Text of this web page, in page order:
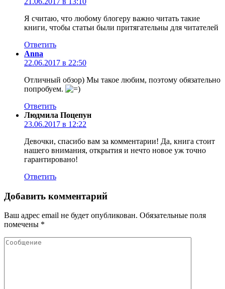
Я считаю, что любому блогеру важно читать такие
книги, чтобы статьи были притягательны для читателей
Ответить
Аnna
22.06.2017 в 22:50
Отличный обзор) Мы такое любим, поэтому обязательно
попробуем.
Ответить
Людмила Поцепун
23.06.2017 в 12:22
Девочки, спасибо вам за комментарии! Да, книга стоит
нашего внимания, открытия и нечто новое уж точно
гарантировано!
Ответить
Добавить комментарий
Ваш адрес email не будет опубликован. Обязательные поля
помечены *